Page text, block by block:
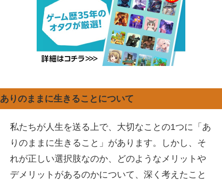
ありのままに生きることについて
私たちが人生を送る上で、大切なことの1つに「あ
りのままに生きること」があります。しかし、そ
れが正しい選択肢なのか、どのようなメリットや
デメリットがあるのかについて、深く考えたこと